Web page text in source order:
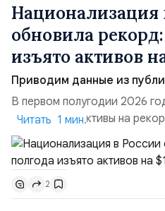
Национализация
обновила
изъято активов
Приводим данные из
В первом полугодии 2026
государству активы на
подсчитали аналитики
чем за аналогичный период
Всего зафиксировано 15
транзакций, которые
объёма всего российского
Читать 1 мин.
2